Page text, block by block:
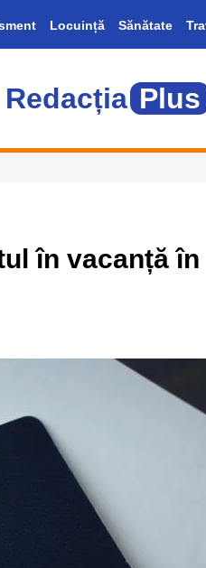
Locuință Sănătate
Redacția Plus
în vacanță în